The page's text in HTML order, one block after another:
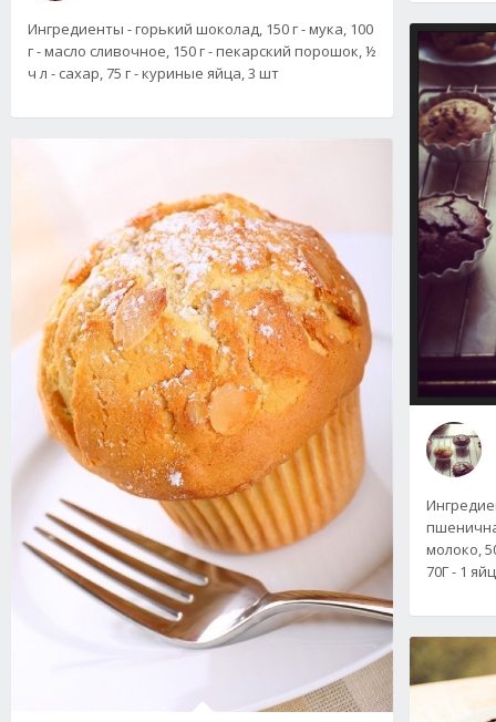
Ингредиенты - горький шоколад, 150 г - мука, 100
г - масло сливочное, 150 г - пекарский порошок, ½
ч л - сахар, 75 г - куриные яйца, 3 шт
молоко,
70Г - 1